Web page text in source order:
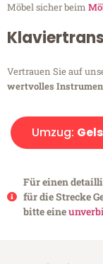
Möbel sicher beim
Vertrauen Sie auf
wertvolles
Umzug:
Für einen
für die Strecke
bitte eine